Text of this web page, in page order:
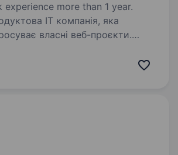
experience more than 1 year.
IT компанія, яка
власні веб-проєкти.
й хочеш рости поруч із